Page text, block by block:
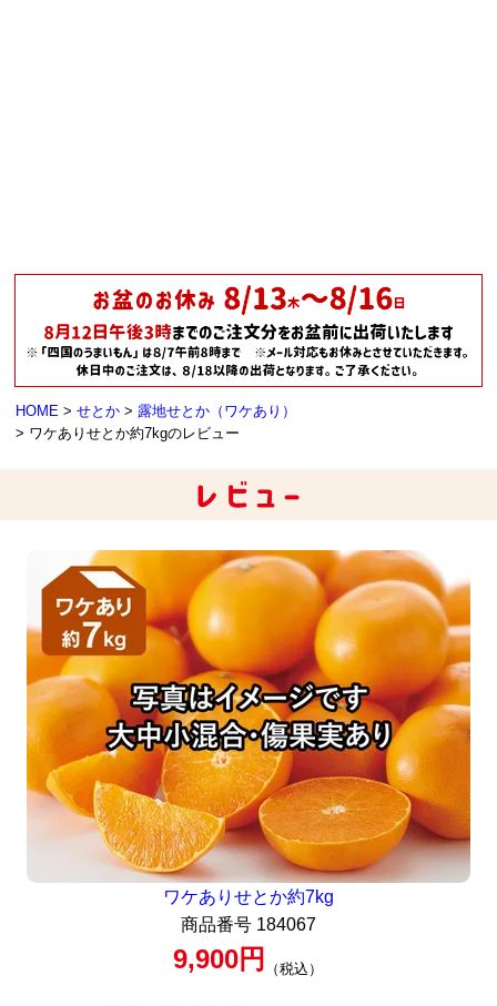
HOME せとか
露地せとか（ワケあり）
ワケありせとか約7kgのレビュー
ワケありせとか約7kg
商品番号 184067
9,900 税込